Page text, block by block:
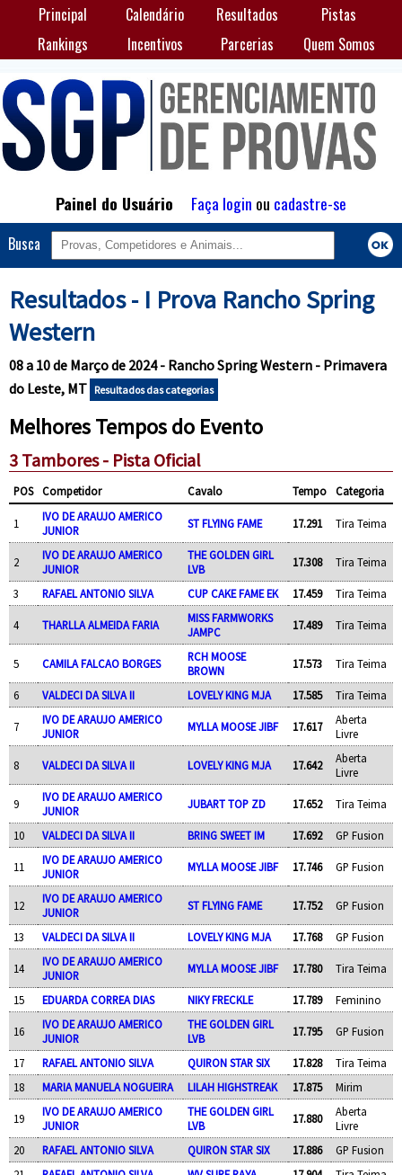
Principal Calendário Resultados
Pistas
Rankings
Incentivos Parcerias Quem Somos
Painel do Usuário Faça login ou cadastre-se
Busca
Resultados - I Prova Rancho Spring
Western
08 a 10 de Março de 2024 - Rancho Spring Western - Primavera
do Leste, MT Resultados das categorias
Melhores Tempos do Evento
3 Tambores - Pista Oficial
POS Competidor Cavalo Tempo Categoria
1
IVO DE ARAUJO AMERICO
JUNIOR
ST FLYING FAME 17.291 Tira Teima
2
IVO DE ARAUJO AMERICO
JUNIOR
THE GOLDEN GIRL
LVB
17.308 Tira Teima
3 RAFAEL ANTONIO SILVA CUP CAKE FAME EK 17.459 Tira Teima
4 THARLLA ALMEIDA FARIA
MISS FARMWORKS
JAMPC
17.489 Tira Teima
5 CAMILA FALCAO BORGES
RCH MOOSE
BROWN
17.573 Tira Teima
6 VALDECI DA SILVA II LOVELY KING MJA 17.585 Tira Teima
7
IVO DE ARAUJO AMERICO
JUNIOR
MYLLA MOOSE JIBF 17.617
Aberta
Livre
8 VALDECI DA SILVA II LOVELY KING MJA 17.642
Aberta
Livre
9
IVO DE ARAUJO AMERICO
JUNIOR
JUBART TOP ZD 17.652 Tira Teima
10 VALDECI DA SILVA II BRING SWEET IM 17.692 GP Fusion
11
IVO DE ARAUJO AMERICO
JUNIOR
MYLLA MOOSE JIBF 17.746 GP Fusion
12
IVO DE ARAUJO AMERICO
JUNIOR
ST FLYING FAME 17.752 GP Fusion
13 VALDECI DA SILVA II LOVELY KING MJA 17.768 GP Fusion
14
IVO DE ARAUJO AMERICO
JUNIOR
MYLLA MOOSE JIBF 17.780 Tira Teima
15 EDUARDA CORREA DIAS NIKY FRECKLE 17.789 Feminino
16
IVO DE ARAUJO AMERICO
JUNIOR
THE GOLDEN GIRL
LVB
17.795 GP Fusion
17 RAFAEL ANTONIO SILVA QUIRON STAR SIX 17.828
Tira Teima
18
MARIA MANUELA NOGUEIRA LILAH HIGHSTREAK 17.875 Mirim
19
IVO DE ARAUJO AMERICO
JUNIOR
THE GOLDEN GIRL
LVB
17.880
Aberta
Livre
20
RAFAEL ANTONIO SILVA QUIRON STAR SIX 17.886
GP Fusion